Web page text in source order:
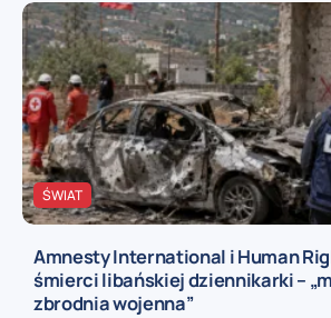
ŚWIAT
Amnesty International i Human
śmierci libańskiej dziennikarki –
zbrodnia wojenna”